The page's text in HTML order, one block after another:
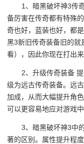
1、暗黑破坏神3传
备厉害在传奇都有特殊
奇也好，蓝装也好，都
黑3新旧传奇装备旧的就
看），因此你现在打出来
2、升级传奇装备
级为远古传奇装备。远
加成，从而大幅提升角
可以更容易地应对游戏
3、暗黑破坏神3中
著的区别。属性提升程